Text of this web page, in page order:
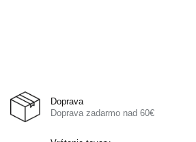
Doprava
Doprava zadarmo nad 60€